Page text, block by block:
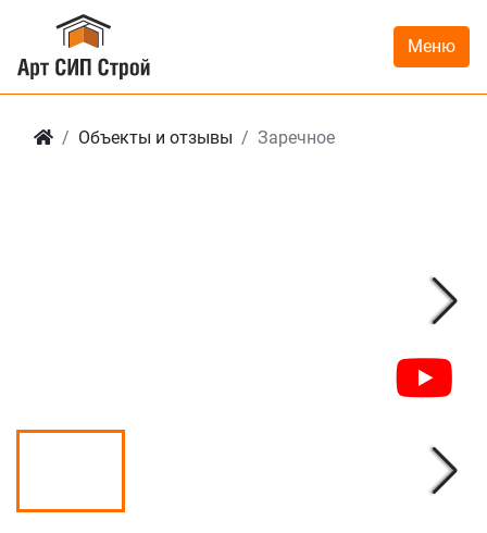
Меню
Объекты и отзывы Заречное